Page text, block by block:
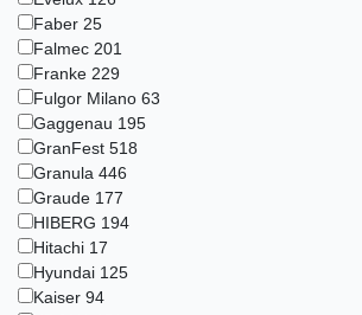
Faber 25
Falmec 201
Franke 229
Fulgor Milano 63
Gaggenau 195
GranFest 518
Granula 446
Graude 177
HIBERG 194
Hitachi 17
Hyundai 125
Kaiser 94